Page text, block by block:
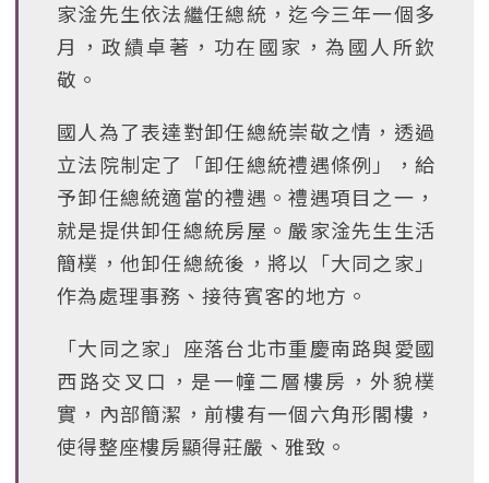
家淦先生依法繼任總統，迄今三年一個多
月，政績卓著，功在國家，為國人所欽
敬。
國人為了表達對卸任總統崇敬之情，透過
立法院制定了「卸任總統禮遇條例」，給
予卸任總統適當的禮遇。禮遇項目之一，
就是提供卸任總統房屋。嚴家淦先生生活
簡樸，他卸任總統後，將以「大同之家」
作為處理事務、接待賓客的地方。
「大同之家」座落台北市重慶南路與愛國
西路交叉口，是一幢二層樓房，外貌樸
實，內部簡潔，前樓有一個六角形閣樓，
使得整座樓房顯得莊嚴、雅致。